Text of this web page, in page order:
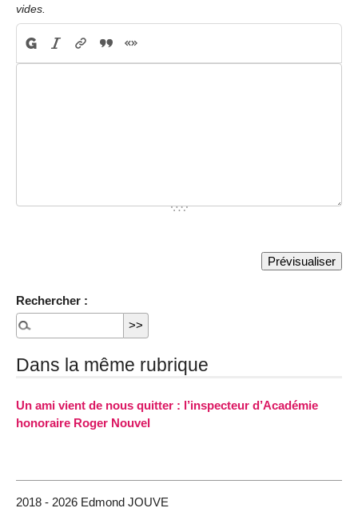
vides.
Rechercher :
Dans la même rubrique
Un ami vient de nous quitter : l’inspecteur d’Académie
honoraire Roger Nouvel
2018 - 2026 Edmond JOUVE